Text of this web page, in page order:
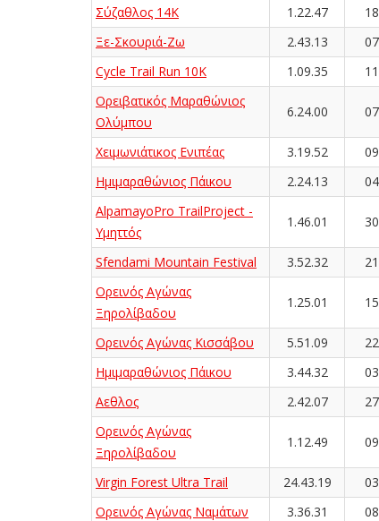
Σύζαθλος 14Κ
1.22.47
Ξε-Σκουριά-Ζω
2.43.13
Cycle Trail Run 10K
1.09.35
Ορειβατικός Μαραθώνιος
Ολύμπου
6.24.00
Χειμωνιάτικος Ενιπέας 3.19.52
Ημιμαραθώνιος Πάικου
2.24.13
AlpamayoPro TrailProject -
Υμηττός
1.46.01
Sfendami Mountain Festival 3.52.32
Ορεινός Αγώνας
Ξηρολίβαδου
1.25.01
Ορεινός Αγώνας Κισσάβου 5.51.09
Ημιμαραθώνιος Πάικου
3.44.32
Αεθλος
2.42.07
Ορεινός Αγώνας
Ξηρολίβαδου
1.12.49
Virgin Forest Ultra Trail 24.43.19
Ορεινός Αγώνας Ναμάτων
3.36.31